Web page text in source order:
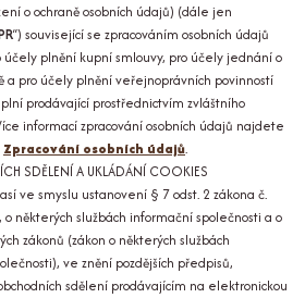
o ochraně osobních údajů) (dále jen
“) související se zpracováním osobních údajů
účely plnění kupní smlouvy, pro účely jednání o
a pro účely plnění veřejnoprávních povinností
prodávající prostřednictvím zvláštního
informací zpracování osobních údajů najdete
Zpracování osobních údajů.
SDĚLENÍ A UKLÁDÁNÍ COOKIES
ve smyslu ustanovení § 7 odst. 2 zákona č.
o některých službách informační společnosti a o
zákonů (zákon o některých službách
ve znění pozdějších předpisů,
sdělení prodávajícím na elektronickou